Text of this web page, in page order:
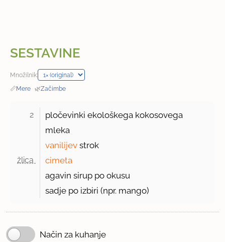
SESTAVINE
Množilnik:
📏Mere · 🌿Začimbe
2
pločevinki ekološkega kokosovega
mleka
vanilijev strok
žlica
cimeta
agavin sirup po okusu
sadje po izbiri (npr. mango)
Način za kuhanje